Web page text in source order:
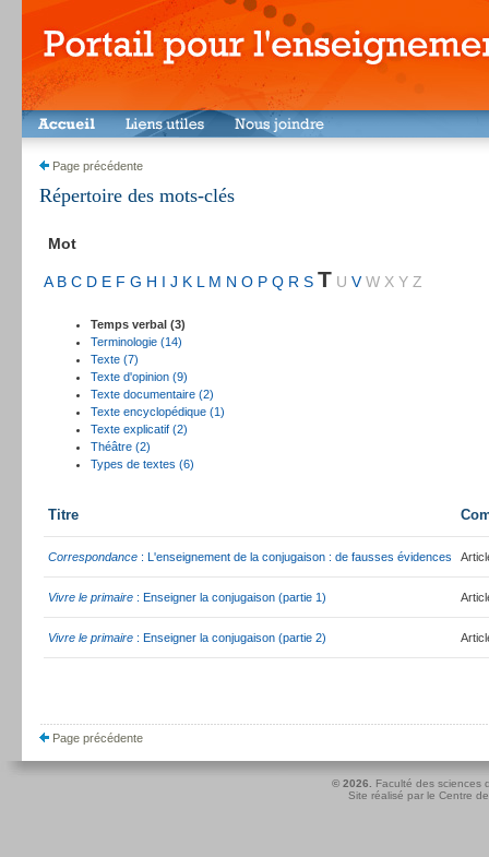
Page précédente
Répertoire des mots-clés
Mot
A B C D E F G H I J K L M N O P Q R S T U V W X Y Z
Temps verbal (3)
Terminologie (14)
Texte (7)
Texte d'opinion (9)
Texte documentaire (2)
Texte encyclopédique (1)
Texte explicatif (2)
Théâtre (2)
Types de textes (6)
Titre
Correspondance : L'enseignement de la conjugaison : de fausses évidences
Vivre le primaire : Enseigner la conjugaison (partie 1)
Vivre le primaire : Enseigner la conjugaison (partie 2)
Page précédente
© 2026.
Faculté des sciences
Site réalisé par le Centre